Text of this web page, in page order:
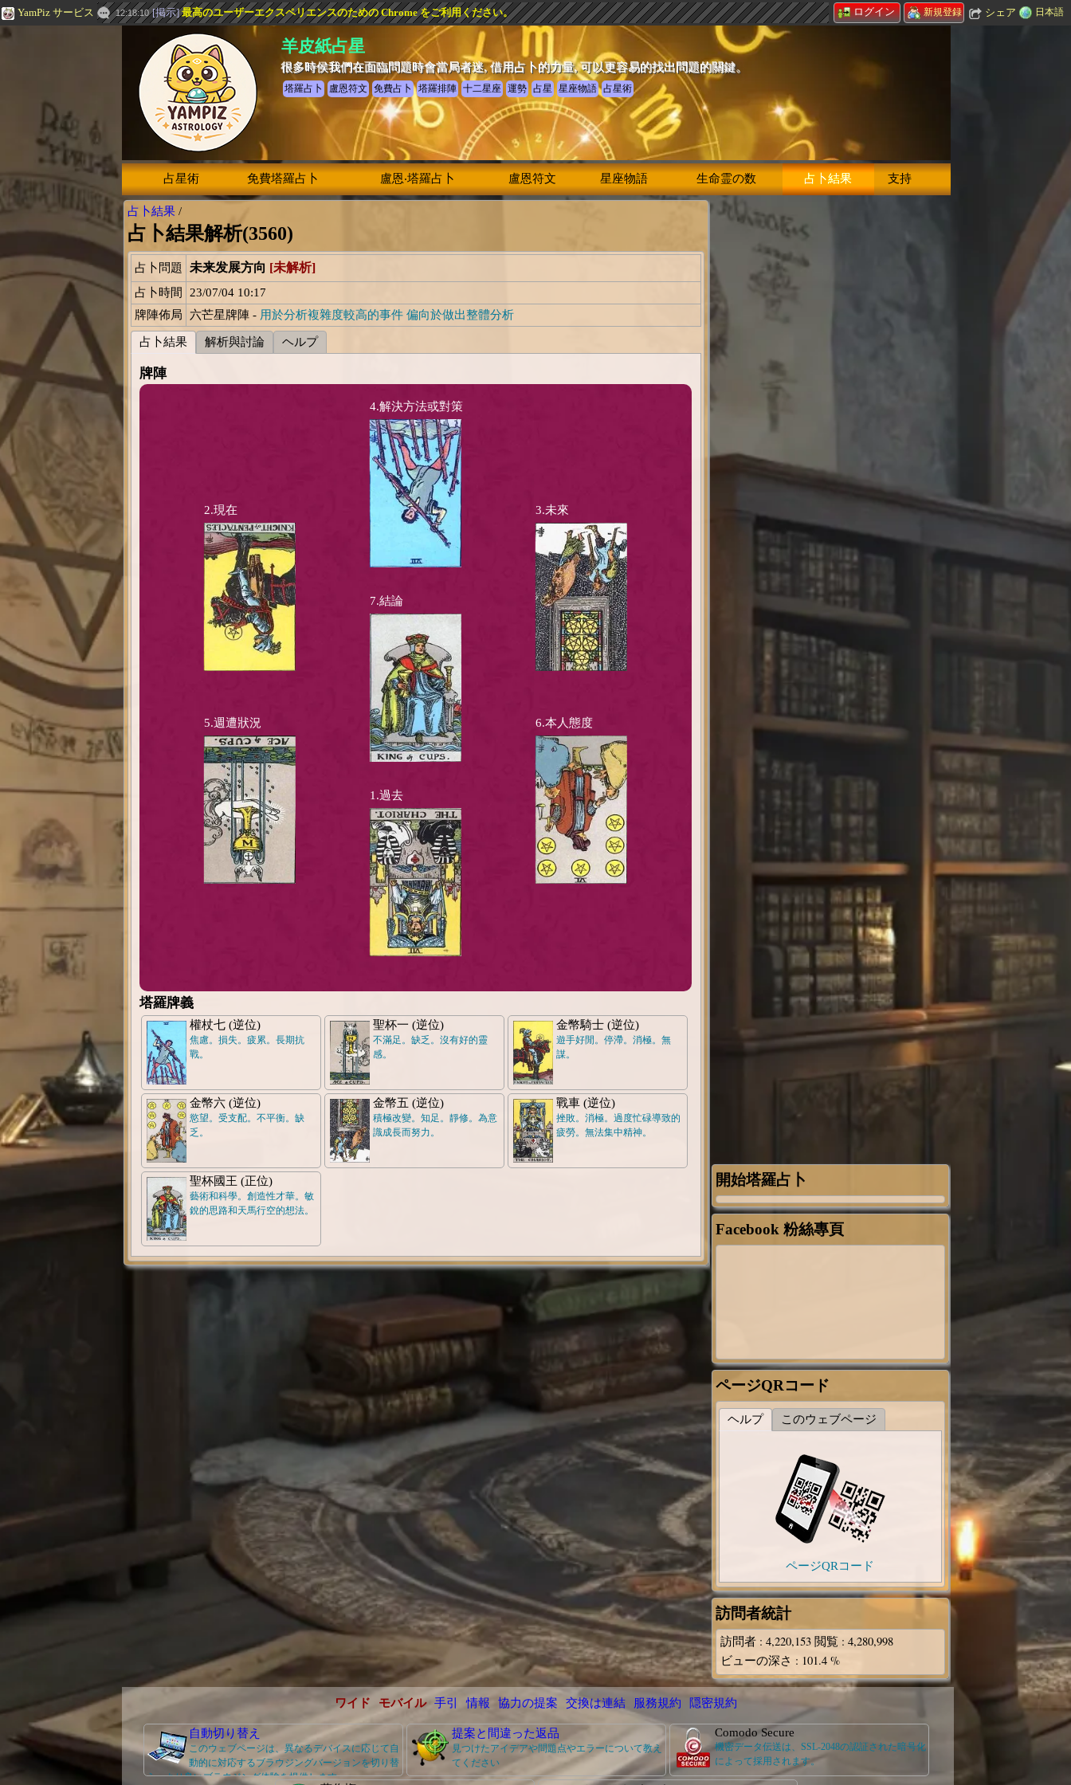
YamPiz サービス 12:18:10 [掲示]最高のユーザーエクスペリエンスのための Chrome をご利用ください。 ログイン 新規登録 シェア 日本語
羊皮紙占星
很多時侯我們在面臨問題時會當局者迷, 借用占卜的力量, 可以更容易的找出問題的關鍵。
塔羅占卜 盧恩符文 免費占卜 塔羅排陣 十二星座 運勢 占星 星座物語 占星術
占星術 免費塔羅占卜 盧恩‧塔羅占卜 盧恩符文 星座物語 生命霊の数 占卜結果 支持
占卜結果/
占卜結果解析(3560)
占卜問題 未来发展方向 [未解析]
占卜時間
23/07/04 10:17
牌陣佈局
六芒星牌陣 - 用於分析複雜度較高的事件 偏向於做出整體分析
占卜結果 解析與討論 ヘルプ
牌陣
1.過去
2.現在 3.未來
4.解決方法或對策
5.週遭狀況 6.本人態度
7.結論
塔羅牌義
權杖七 (逆位)
焦慮。損失。疲累。長期抗
戰。
聖杯一 (逆位)
不滿足。缺乏。沒有好的靈
感。
金幣騎士 (逆位)
遊手好閒。停滯。消極。無
謀。
金幣六 (逆位)
慾望。受支配。不平衡。缺
乏。
金幣五 (逆位)
積極改變。知足。靜修。為意
識成長而努力。
戰車 (逆位)
挫敗。消極。過度忙碌導致的
疲勞。無法集中精神。
聖杯國王 (正位)
藝術和科學。創造性才華。敏
銳的思路和天馬行空的想法。
開始塔羅占卜
Facebook 粉絲專頁
ページQRコード
ヘルプ このウェブページ
ページQRコード
訪問者統計
訪問者: 4,220,153 閲覧: 4,280,998
ビューの深さ : 101.4 %
ワイド モバイル 手引 情報 協力の提案 交換は連結 服務規約 隠密規約
自動切り替え
このウェブページは、異なるデバイスに応じて自
動的に対応するブラウジングバージョンを切り替
え、より良いブラウジング体験を提供します。
提案と間違った返品
見つけたアイデアや問題点やエラーについて教え
てください
Comodo Secure
機密データ伝送は、SSL-2048の認証された暗号化
によって採用されます。